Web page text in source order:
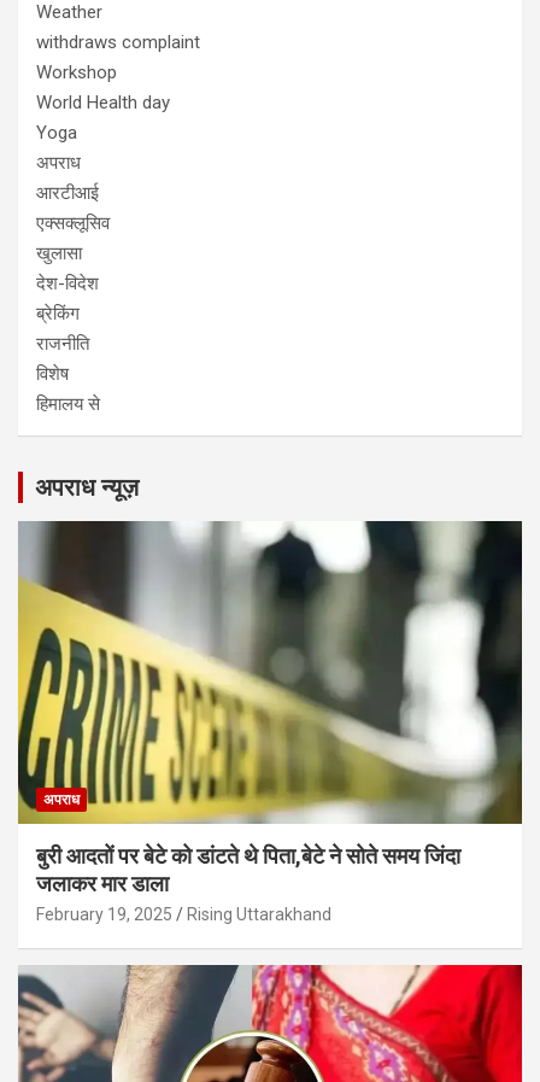
Weather
withdraws complaint
Workshop
World Health day
Yoga
अपराध
आरटीआई
एक्सक्लूसिव
खुलासा
देश-विदेश
ब्रेकिंग
राजनीति
विशेष
हिमालय से
अपराध न्यूज़
अपराध
बुरी आदतों पर बेटे को डांटते थे पिता,बेटे ने सोते समय जिंदा
जलाकर मार डाला
February 19, 2025 Rising Uttarakhand